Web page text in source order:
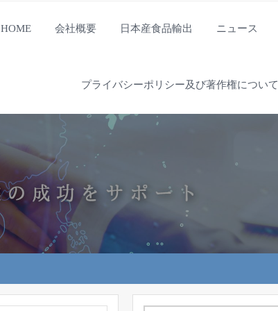
HOME 会社概要 日本産食品輸出 ニュース
プライバシーポリシー及び著作権について